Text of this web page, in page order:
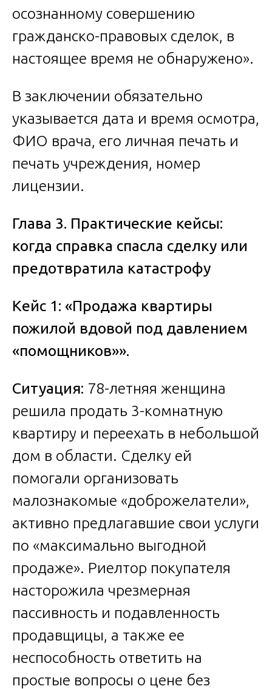
осознанному совершению
гражданско-правовых сделок, в
настоящее время не обнаружено».
В заключении обязательно
указывается дата и время осмотра,
ФИО врача, его личная печать и
печать учреждения, номер
лицензии.
Глава 3. Практические кейсы:
когда справка спасла сделку или
предотвратила катастрофу
Кейс 1: «Продажа квартиры
пожилой вдовой под давлением
«помощников»».
Ситуация: 78-летняя женщина
решила продать 3-комнатную
квартиру и переехать в небольшой
дом в области. Сделку ей
помогали организовать
малознакомые «доброжелатели»,
активно предлагавшие свои услуги
по «максимально выгодной
продаже». Риелтор покупателя
насторожила чрезмерная
пассивность и подавленность
продавщицы, а также ее
неспособность ответить на
простые вопросы о цене без